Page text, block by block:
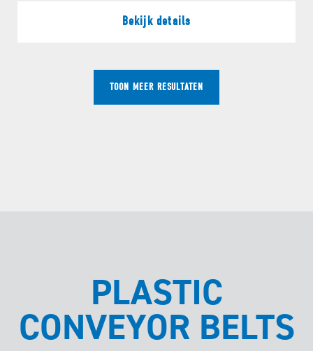
Bekijk details
TOON MEER RESULTATEN
PLASTIC
CONVEYOR BELTS